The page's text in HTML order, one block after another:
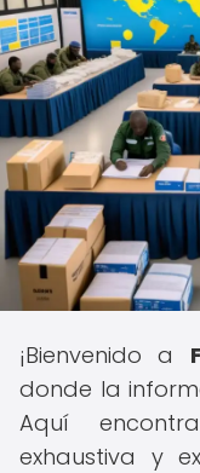
¡Bienvenido a
donde la
Aquí
exhaustiva y